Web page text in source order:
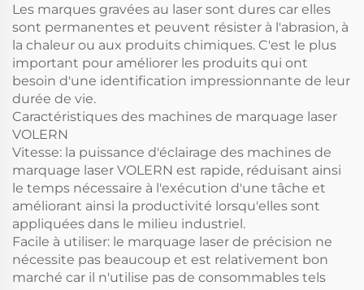
Les marques gravées au laser sont dures car elles
sont permanentes et peuvent résister à l'abrasion, à
la chaleur ou aux produits chimiques. C'est le plus
important pour améliorer les produits qui ont
besoin d'une identification impressionnante de leur
durée de vie.
Caractéristiques des machines de marquage laser
VOLERN
Vitesse: la puissance d'éclairage des machines de
marquage laser VOLERN est rapide, réduisant ainsi
le temps nécessaire à l'exécution d'une tâche et
améliorant ainsi la productivité lorsqu'elles sont
appliquées dans le milieu industriel.
Facile à utiliser: le marquage laser de précision ne
nécessite pas beaucoup et est relativement bon
marché car il n'utilise pas de consommables tels